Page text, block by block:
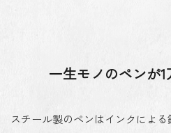
一生モノのペンが
スチール製のペンはインクによ